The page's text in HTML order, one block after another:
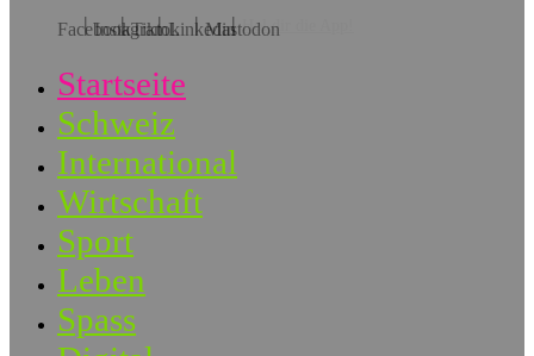
Hol dir die App!
Startseite
Schweiz
International
Wirtschaft
Sport
Leben
Spass